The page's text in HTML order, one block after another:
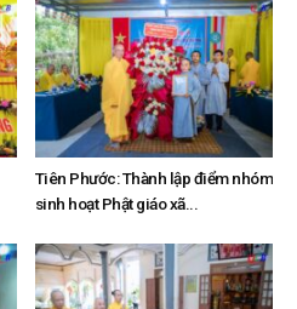
Tiên Phước: Thành lập điểm nhóm
sinh hoạt Phật giáo xã...